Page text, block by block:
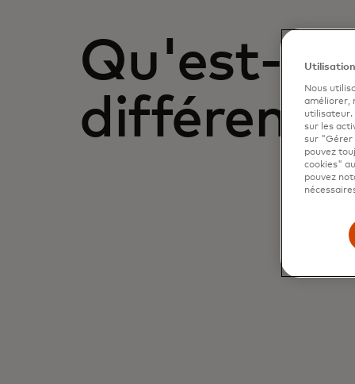
Qu'est-ce
Nous
améliorer,
utilisateur.
sur les
sur "Gérer
pouvez
cookies"
pouvez